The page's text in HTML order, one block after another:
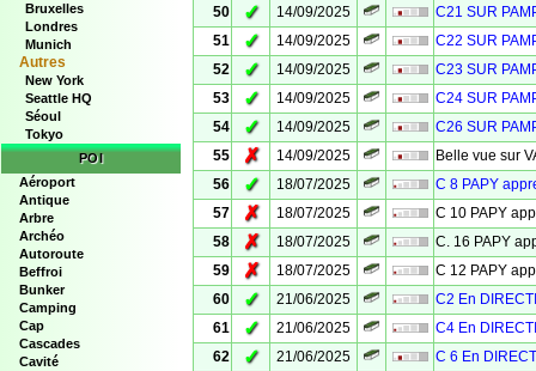
Bruxelles
Londres
Munich
Autres
New York
Seattle HQ
Séoul
Tokyo
POI
Aéroport
Antique
Arbre
Archéo
Autoroute
Beffroi
Bunker
Camping
Cap
Cascades
Cavité
50
✓ 14/09/2025
C21 SUR
51
✓ 14/09/2025
C22 SUR
52
✓ 14/09/2025
C23 SUR
53
✓ 14/09/2025
C24 SUR
54
✓ 14/09/2025
C26 SUR
55
✗ 14/09/2025
Belle vue sur
56
✓ 18/07/2025
C 8 PAPY
57
✗ 18/07/2025
C 10 PAPY
58
✗ 18/07/2025
C. 16 PAPY
59
✗ 18/07/2025
C 12 PAPY
60
✓ 21/06/2025
C2 En
61
✓ 21/06/2025
C4 En
62
✓ 21/06/2025
C 6 En